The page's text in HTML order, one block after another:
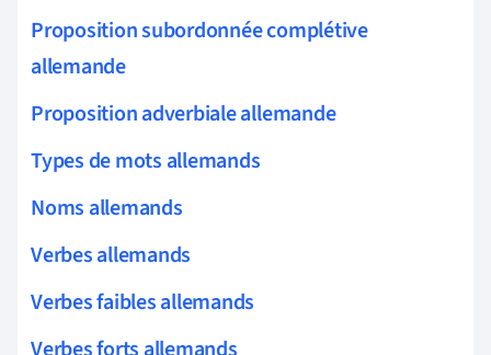
Proposition subordonnée complétive
allemande
Proposition adverbiale allemande
Types de mots allemands
Noms allemands
Verbes allemands
Verbes faibles allemands